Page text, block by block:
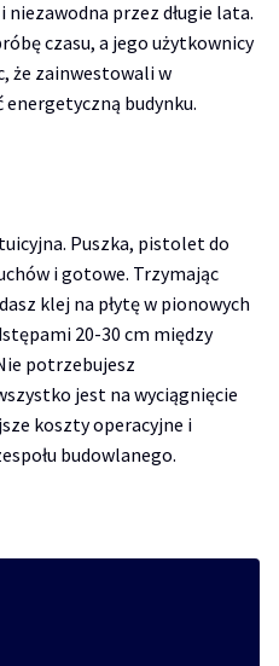
przez długie lata.
czasu, a jego użytkownicy
że zainwestowali w
budynku.
Puszka, pistolet do
i gotowe. Trzymając
klej na płytę w pionowych
20-30 cm między
potrzebujesz
jest na wyciągnięcie
koszty operacyjne i
budowlanego.